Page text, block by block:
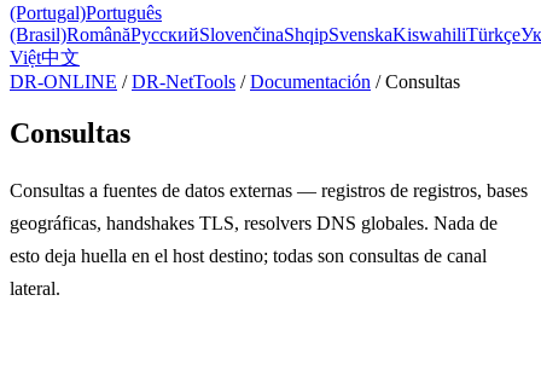
(Portugal)Português
(Brasil)RomânăРусскийSlovenčinaShqipSvenskaKiswahiliTürkçe
Việt中文
DR-ONLINE / DR-NetTools / Documentación / Consultas
Consultas
Consultas a fuentes de datos externas — registros de registros, bases
geográficas, handshakes TLS, resolvers DNS globales. Nada de
esto deja huella en el host destino; todas son consultas de canal
lateral.